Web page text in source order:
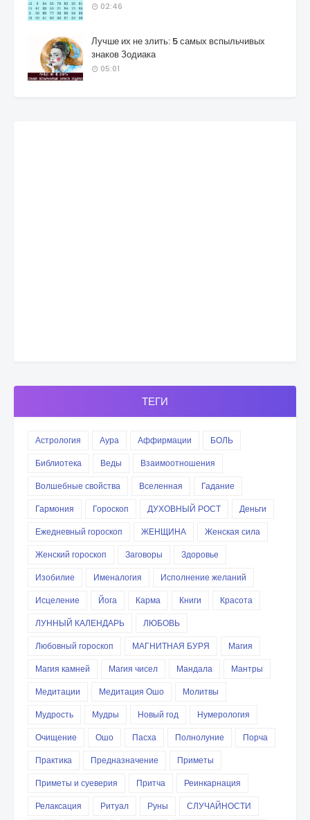
02:46
Лучше их не злить: 5 самых вспыльчивых
знаков Зодиака
05:01
ТЕГИ
Астрология Аура Аффирмации
БОЛЬ
Библиотека
Веды
Взаимоотношения
Волшебные свойства
Вселенная
Гадание
Гармония
Гороскоп ДУХОВНЫЙ РОСТ
Деньги
Ежедневный гороскоп
ЖЕНЩИНА
Женская сила
Женский гороскоп
Заговоры
Здоровье
Изобилие
Именалогия
Исполнение желаний
Исцеление
Йога Карма Книги
Красота
ЛУННЫЙ КАЛЕНДАРЬ
ЛЮБОВЬ
Любовный гороскоп
МАГНИТНАЯ БУРЯ
Магия
Магия камней
Магия чисел Мандала
Мантры
Медитации
Медитация Ошо
Молитвы
Мудрость
Мудры Новый год
Нумерология
Очищение
Ошо Пасха Полнолуние
Порча
Практика
Предназначение
Приметы
Приметы и суеверия
Притча
Реинкарнация
Релаксация
Ритуал Руны
СЛУЧАЙНОСТИ